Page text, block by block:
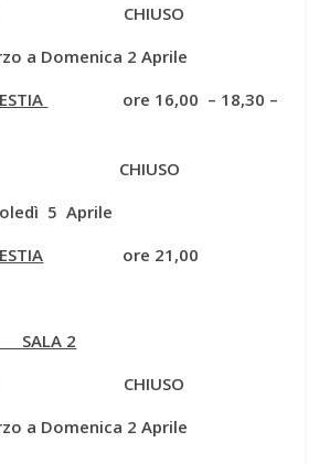
CHIUSO
a Domenica 2 Aprile
ore 16,00 – 18,30 –
CHIUSO
5 Aprile
ore 21,00
SALA 2
CHIUSO
a Domenica 2 Aprile